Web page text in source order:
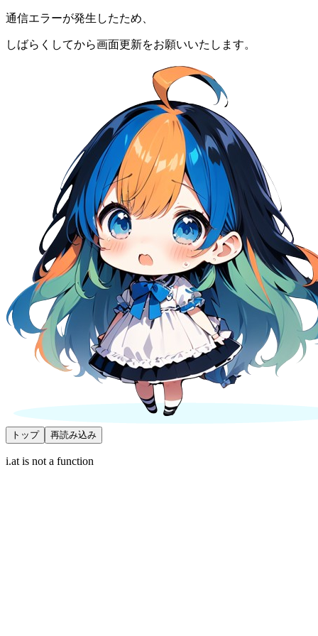
通信エラーが発生したため、
しばらくしてから画面更新をお願いいたします。
トップ 再読み込み
i.at is not a function